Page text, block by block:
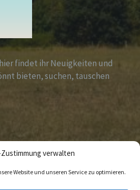
verwalten
Website und unseren Service zu optimieren.
findet ihr Neuigkeiten und
bieten, suchen, tauschen